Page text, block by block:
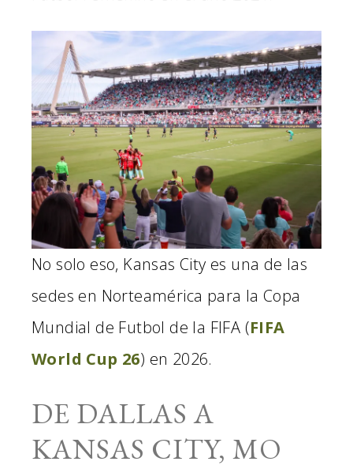
No solo eso, Kansas City es una de las
sedes en Norteamérica para la Copa
Mundial de Futbol de la FIFA (FIFA
World Cup 26) en 2026.
DE DALLAS A
KANSAS CITY, MO